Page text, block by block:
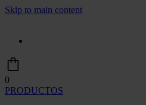
Skip to main content
0
PRODUCTOS